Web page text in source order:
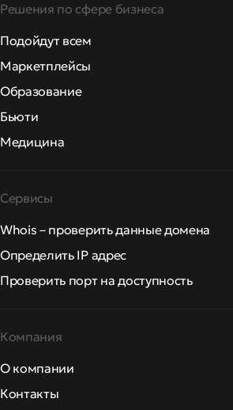
Решения по сфере бизнеса
Подойдут всем
Маркетплейсы
Образование
Бьюти
Медицина
Сервисы
Whois – проверить данные домена
Определить IP адрес
Проверить порт на доступность
Компания
О компании
Контакты